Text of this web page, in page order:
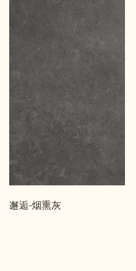
邂逅-烟熏灰